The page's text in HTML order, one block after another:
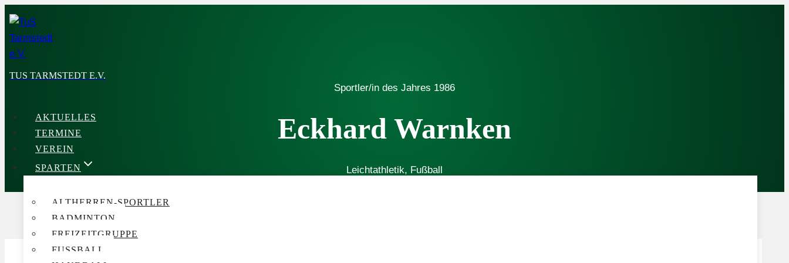
Zum
Inhalt
springen
TUS TARMSTEDT E.V.
AKTUELLES
TERMINE
VEREIN
SPARTEN
ALTHERREN-SPORTLER
BADMINTON
FREIZEITGRUPPE
FUSSBALL
Sportler/in des Jahres 1986
Eckhard Warnken
Leichtathletik, Fußball